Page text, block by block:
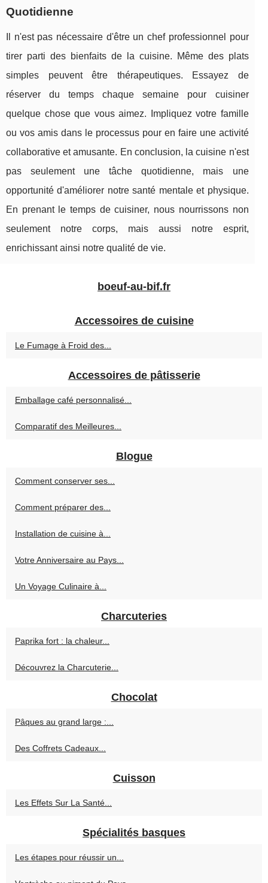
Quotidienne
Il n'est pas nécessaire d'être un chef professionnel pour
tirer parti des bienfaits de la cuisine. Même des plats
simples peuvent être thérapeutiques. Essayez de
réserver du temps chaque semaine pour cuisiner
quelque chose que vous aimez. Impliquez votre famille
ou vos amis dans le processus pour en faire une activité
collaborative et amusante. En conclusion, la cuisine n'est
pas seulement une tâche quotidienne, mais une
opportunité d'améliorer notre santé mentale et physique.
En prenant le temps de cuisiner, nous nourrissons non
seulement notre corps, mais aussi notre esprit,
enrichissant ainsi notre qualité de vie.
boeuf-au-bif.fr
Accessoires de cuisine
Le Fumage à Froid des...
Accessoires de pâtisserie
Emballage café personnalisé...
Comparatif des Meilleures...
Blogue
Comment conserver ses...
Comment préparer des...
Installation de cuisine à...
Votre Anniversaire au Pays...
Un Voyage Culinaire à...
Charcuteries
Paprika fort : la chaleur...
Découvrez la Charcuterie...
Chocolat
Pâques au grand large :...
Des Coffrets Cadeaux...
Cuisson
Les Effets Sur La Santé...
Spécialités basques
Les étapes pour réussir un...